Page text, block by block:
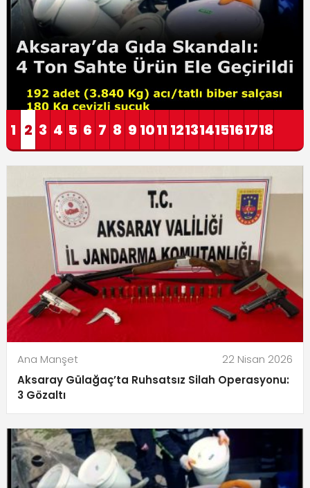
1 2 3 4 5 6 7 8 9 1011 12131415161718
Ana Manşet
22 Nisan 2026
Aksaray Gülağaç’ta Ruhsatsız Silah Operasyonu:
3 Gözaltı